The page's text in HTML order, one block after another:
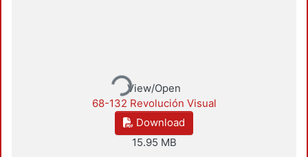
Loading...View/Open
68-132 Revolución Visual
Download
15.95 MB